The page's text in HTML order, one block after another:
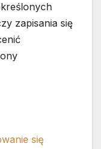
zapisania się
się